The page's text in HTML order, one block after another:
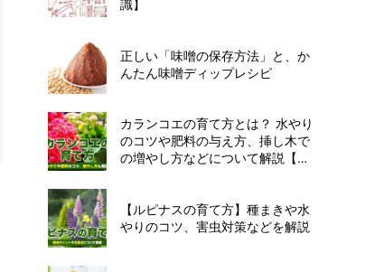
識】
正しい「味噌の保存方法」と、か
んたん味噌ディップレシピ
カランコエの育て方とは？ 水やり
のコツや肥料の与え方、挿し木で
の増やし方などについて解説【カ
【ルピナスの育て方】種まきや水
やりのコツ、害虫対策などを解説